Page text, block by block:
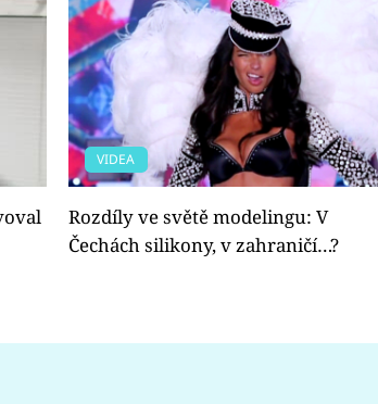
VIDEA
Rozdíly ve světě modelingu: V
Čechách silikony, v zahraničí…?